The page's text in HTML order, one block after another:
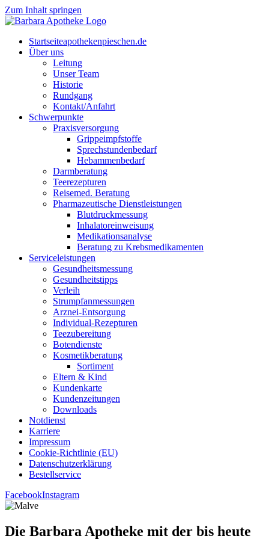
Zum Inhalt springen
Start­sei­teapothekenpieschen.de
Über uns
Lei­tung
Unser Team
His­to­rie
Rund­gang
Kontakt/Anfahrt
Schwer­punk­te
Pra­xis­ver­sor­gung
Grip­pe­impf­stof­fe
Sprech­stun­den­be­darf
Heb­am­men­be­darf
Darm­be­ra­tung
Tee­re­zep­tu­ren
Rei­se­med. Beratung
Phar­ma­zeu­ti­sche Dienstleistungen
Blut­druck­mes­sung
Inha­la­tor­ein­wei­sung
Medi­ka­ti­ons­ana­ly­se
Bera­tung zu Krebsmedikamenten
Ser­vice­leis­tun­gen
Gesund­heits­mes­sung
Gesund­heits­tipps
Ver­leih
Strumpfan­mes­sun­gen
Arz­n­ei-Ent­­sor­­gung
Indi­­vi­­du­al-Rezep­­tu­­ren
Tee­zu­be­rei­tung
Boten­diens­te
Kos­me­tik­be­ra­tung
Sor­ti­ment
Eltern & Kind
Kun­den­kar­te
Kun­den­zei­tun­gen
Down­loads
Not­dienst
Kar­rie­re
Impres­sum
Coo­kie-Rich­t­­li­­nie (EU)
Datenschutz­erklärung
Bestell­ser­vice
FacebookInstagram
Die Bar­ba­ra Apo­the­ke mit der bis heu­te